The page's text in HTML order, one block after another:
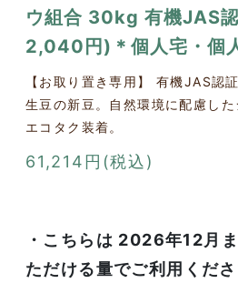
ウ組合 30kg 有機JAS
2,040円)＊個人宅・個
【お取り置き専用】 有機JAS認
生豆の新豆。自然環境に配慮した
エコタク装着。
61,214円(税込)
・こちらは 2026年12月
ただける量でご利用くださ